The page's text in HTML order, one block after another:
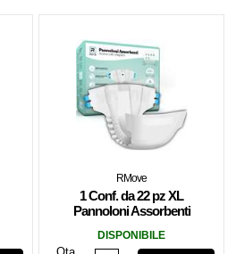
RMove
1 Conf. da 22 pz XL
Pannoloni Assorbenti
RMOVE
DISPONIBILE